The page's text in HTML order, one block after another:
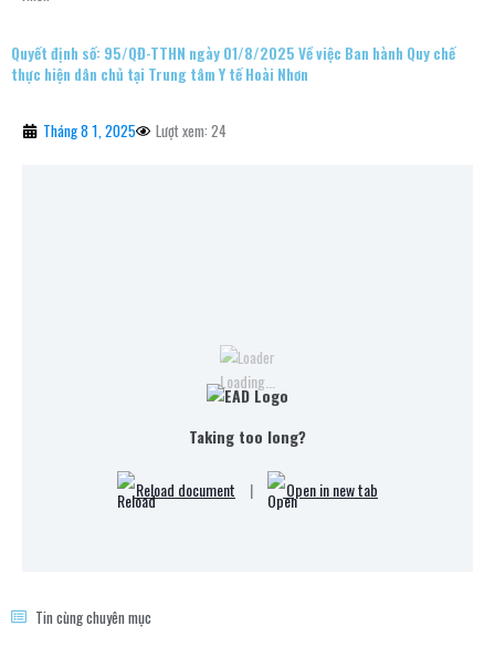
Quyết định số: 95/QĐ-TTHN ngày 01/8/2025 Về việc Ban hành Quy chế
thực hiện dân chủ tại Trung tâm Y tế Hoài Nhơn
Tháng 8 1, 2025 Lượt xem: 24
Loading...
Taking too long?
Reload document | Open in new tab
Tin cùng chuyên mục